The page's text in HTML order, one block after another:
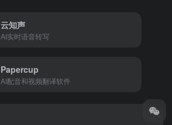
云知声
AI实时语音转写
Papercup
AI配音和视频翻译软件